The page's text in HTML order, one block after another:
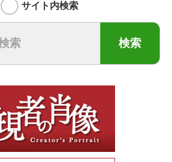
サイト内検索
検索